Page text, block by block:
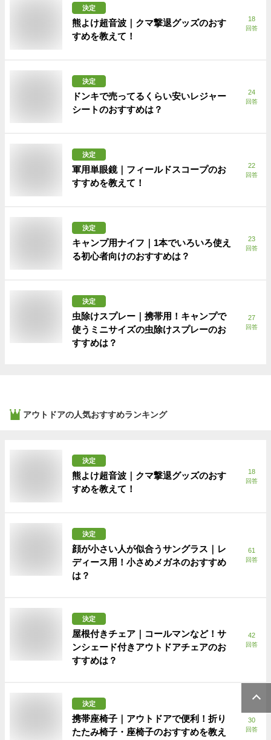
決定
熊よけ超音波｜クマ撃退グッズのおす
すめを教えて！
18
回答
決定
ドンキで売ってるくらい安いレジャー
シートのおすすめは？
24
回答
決定
軍用単眼鏡｜フィールドスコープのお
すすめを教えて！
22
回答
決定
キャンプ用ナイフ｜1本でいろいろ使え
る初心者向けのおすすめは？
23
回答
決定
虫除けスプレー｜携帯用！キャンプで
使うミニサイズの虫除けスプレーのお
すすめは？
27
回答
アウトドアの人気おすすめランキング
決定
熊よけ超音波｜クマ撃退グッズのおす
すめを教えて！
18
回答
決定
顔が小さい人が似合うサングラス｜レ
ディース用！小さめメガネのおすすめ
は？
61
回答
決定
屋根付きチェア｜コールマンなど！サ
ンシェード付きアウトドアチェアのお
すすめは？
42
回答
決定
携帯座椅子｜アウトドアで便利！折り
たたみ椅子・座椅子のおすすめを教え
30
回答